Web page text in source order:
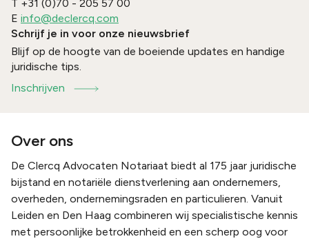
T +31 (0)70 - 205 57 00
E info@declercq.com
Schrijf je in voor onze nieuwsbrief
Blijf op de hoogte van de boeiende updates en handige
juridische tips.
Inschrijven
Over ons
De Clercq Advocaten Notariaat biedt al 175 jaar juridische
bijstand en notariële dienstverlening aan ondernemers,
overheden, ondernemingsraden en particulieren. Vanuit
Leiden en Den Haag combineren wij specialistische kennis
met persoonlijke betrokkenheid en een scherp oog voor